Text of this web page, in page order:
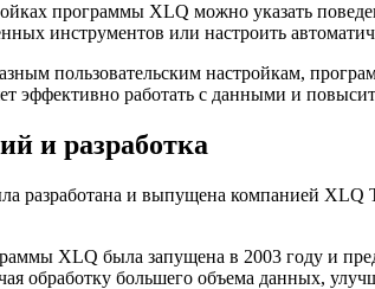
программы XLQ можно указать
инструментов или настроить
пользовательским настройкам,
эффективно работать с данными и
и разработка
разработана и выпущена компанией XLQ
XLQ была запущена в 2003 году и
обработку большего объема данных,